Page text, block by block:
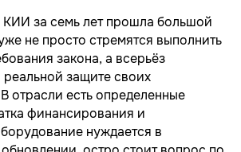
за семь лет прошла большой
не просто стремятся выполнить
закона, а всерьёз
защите своих
отрасли есть определенные
финансирования и
нуждается в